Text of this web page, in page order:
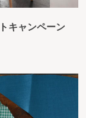
キャンペーン